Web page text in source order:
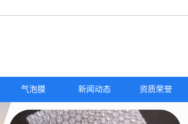
气泡膜 新闻动态 资质荣誉